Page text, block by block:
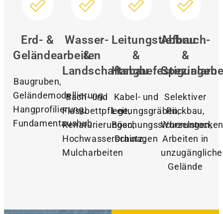
Erd- &
Geländearbeiten
Baugruben,
Geländemodellierung,
Hangprofilierung,
Fundamentaushub
Wasser-
&
Landschaftsbau
Bach- und
Flussbettpflege,
Renaturierungen,
Hochwasserschutz,
Mulcharbeiten
Leitungstiefbau
&
Hangbefestigungen
Kabel- und
Leitungsgräben,
Böschungssicherungen,
Drainagen
Abbruch-
&
Selektiver
Rückbau,
Arbeiten in
Gelände